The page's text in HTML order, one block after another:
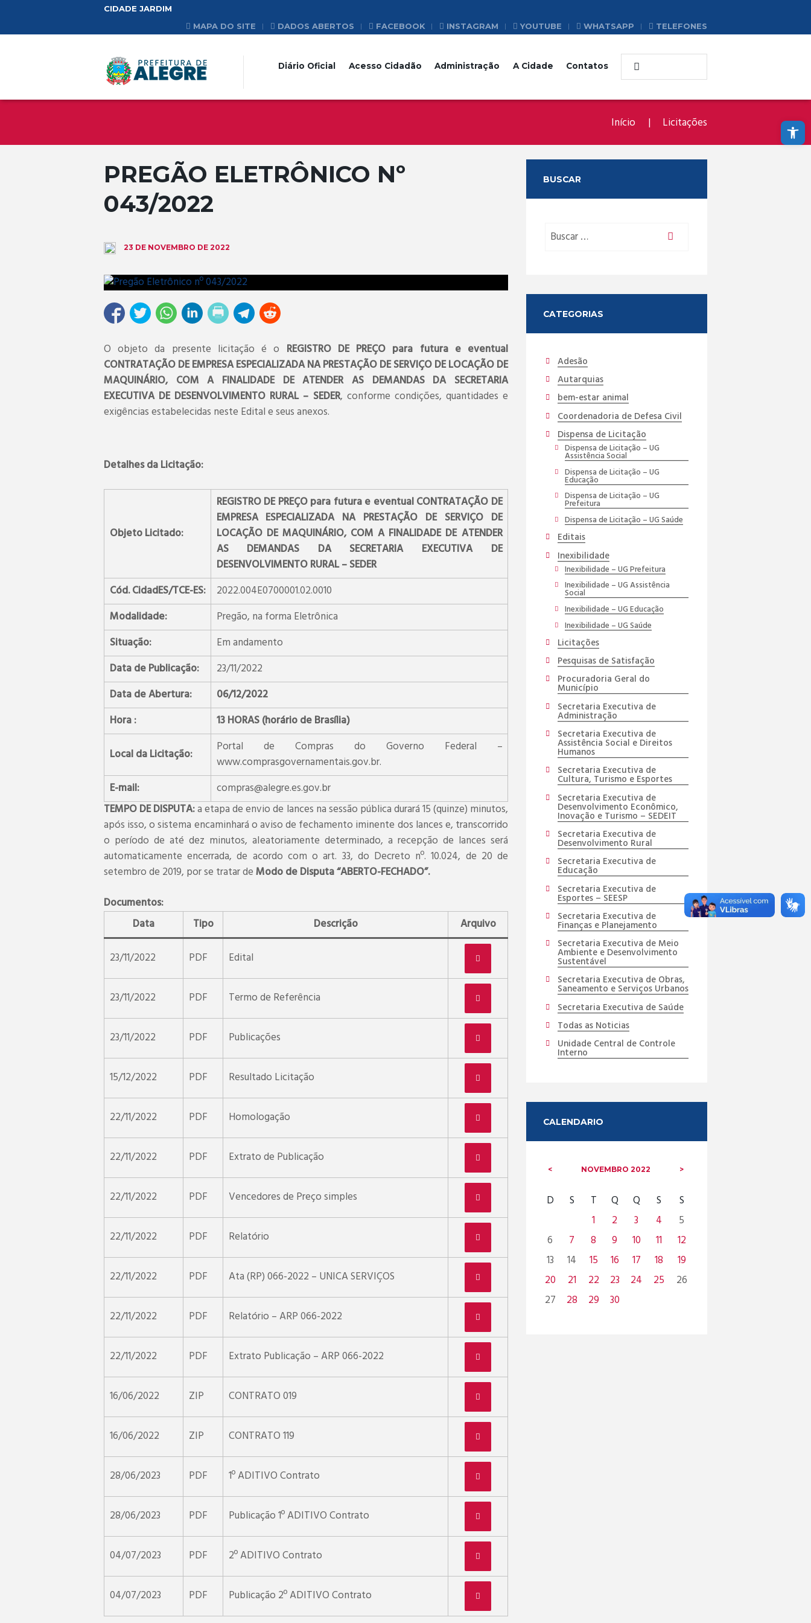
Abrir a barra de ferramentas
CIDADE JARDIM
MAPA DO SITE
DADOS ABERTOS FACEBOOK INSTAGRAM YOUTUBE WHATSAPP TELEFONES
Diário Oficial Acesso Cidadão Administração A Cidade Contatos
Início Licitações
PREGÃO ELETRÔNICO Nº
043/2022
23 DE NOVEMBRO DE 2022
O objeto da presente licitação é o REGISTRO DE PREÇO para futura e eventual
CONTRATAÇÃO DE EMPRESA ESPECIALIZADA NA PRESTAÇÃO DE SERVIÇO DE LOCAÇÃO DE
MAQUINÁRIO, COM A FINALIDADE DE ATENDER AS DEMANDAS DA SECRETARIA
EXECUTIVA DE DESENVOLVIMENTO RURAL – SEDER, conforme condições, quantidades e
exigências estabelecidas neste Edital e seus anexos.
Detalhes da Licitação:
Objeto Licitado:
REGISTRO DE PREÇO para futura e eventual CONTRATAÇÃO DE
EMPRESA ESPECIALIZADA NA PRESTAÇÃO DE SERVIÇO DE
LOCAÇÃO DE MAQUINÁRIO, COM A FINALIDADE DE ATENDER
AS DEMANDAS DA SECRETARIA EXECUTIVA DE
DESENVOLVIMENTO RURAL – SEDER
Cód. CidadES/TCE-ES:
2022.004E0700001.02.0010
Modalidade:
Pregão, na forma Eletrônica
Situação:
Em andamento
Data de Publicação:
23/11/2022
Data de Abertura:
06/12/2022
Hora :
13 HORAS (horário de Brasília)
Local da Licitação:
Portal de Compras do Governo Federal –
www.comprasgovernamentais.gov.br.
E-mail:
compras@alegre.es.gov.br
TEMPO DE DISPUTA:a etapa de envio de lances na sessão pública durará 15 (quinze) minutos,
após isso, o sistema encaminhará o aviso de fechamento iminente dos lances e, transcorrido
o período de até dez minutos, aleatoriamente determinado, a recepção de lances será
automaticamente encerrada, de acordo com o art. 33, do Decreto nº. 10.024, de 20 de
setembro de 2019, por se tratar deModo de Disputa “ABERTO-FECHADO”.
Documentos:
Data
Tipo Descrição Arquivo
23/11/2022 PDF Edital
23/11/2022 PDF Termo de Referência
23/11/2022 PDF Publicações
15/12/2022 PDF Resultado Licitação
22/11/2022 PDF Homologação
22/11/2022 PDF Extrato de Publicação
22/11/2022 PDF Vencedores de Preço simples
22/11/2022 PDF Relatório
22/11/2022 PDF Ata (RP) 066-2022 – UNICA SERVIÇOS
22/11/2022 PDF Relatório – ARP 066-2022
22/11/2022 PDF Extrato Publicação – ARP 066-2022
16/06/2022 ZIP CONTRATO 019
16/06/2022 ZIP CONTRATO 119
28/06/2023 PDF 1º ADITIVO Contrato
28/06/2023 PDF Publicação 1º ADITIVO Contrato
04/07/2023 PDF 2º ADITIVO Contrato
04/07/2023 PDF Publicação 2º ADITIVO Contrato
BUSCAR
CATEGORIAS
Adesão
Autarquias
bem-estar animal
Coordenadoria de Defesa Civil
Dispensa de Licitação
Dispensa de Licitação – UG
Assistência Social
Dispensa de Licitação – UG
Educação
Dispensa de Licitação – UG
Prefeitura
Dispensa de Licitação – UG Saúde
Editais
Inexibilidade
Inexibilidade – UG Prefeitura
Inexibilidade – UG Assistência
Social
Inexibilidade – UG Educação
Inexibilidade – UG Saúde
Licitações
Pesquisas de Satisfação
Procuradoria Geral do
Município
Secretaria Executiva de
Administração
Secretaria Executiva de
Assistência Social e Direitos
Humanos
Secretaria Executiva de
Cultura, Turismo e Esportes
Secretaria Executiva de
Desenvolvimento Econômico,
Inovação e Turismo – SEDEIT
Secretaria Executiva de
Desenvolvimento Rural
Secretaria Executiva de
Educação
Secretaria Executiva de
Esportes – SEESP
Secretaria Executiva de
Finanças e Planejamento
Secretaria Executiva de Meio
Ambiente e Desenvolvimento
Sustentável
Secretaria Executiva de Obras,
Saneamento e Serviços Urbanos
Secretaria Executiva de Saúde
Todas as Noticias
Unidade Central de Controle
Interno
CALENDARIO
NOVEMBRO 2022
D S T Q Q S
S
1
2 3 4
5
6
7 8 9 10 11
12
13
14 15 16 17 18
19
20
21 22 23 24 25
26
27
28 29 30